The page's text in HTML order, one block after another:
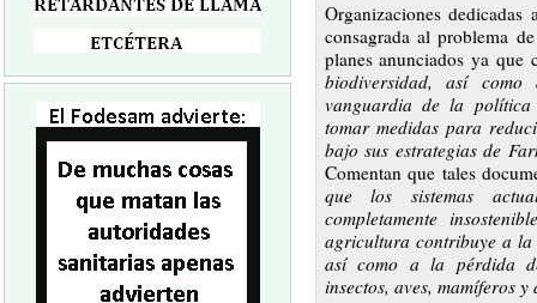
Organizaciones
consagrada al problema
planes anunciados ya que
biodiversidad, así
vanguardia de la política
tomar medidas para
bajo sus estrategias de
Comentan que tales
que los sistemas
completamente
agricultura contribuye a
así como a la pérdida
insectos, aves, mamíferos